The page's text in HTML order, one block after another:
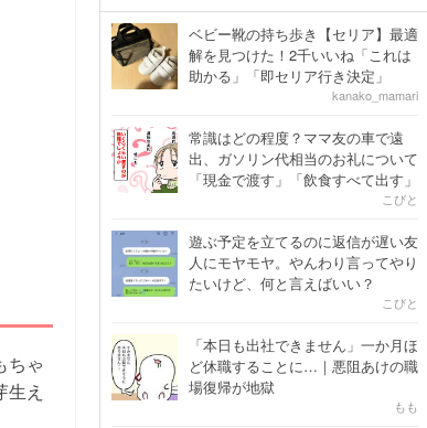
ちゃ
え
ベビー靴の持ち歩き【セリア】最適
解を見つけた！2千いいね「これは
助かる」「即セリア行き決定」
kanako_mamari
常識はどの程度？ママ友の車で遠
出、ガソリン代相当のお礼について
「現金で渡す」「飲食すべて出す」
こびと
遊ぶ予定を立てるのに返信が遅い友
人にモヤモヤ。やんわり言ってやり
たいけど、何と言えばいい？
こびと
「本日も出社できません」一か月ほ
ど休職することに…｜悪阻あけの職
場復帰が地獄
もも